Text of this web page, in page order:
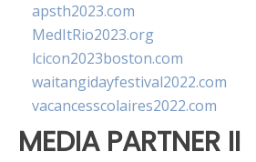
apsth2023.com
MedItRio2023.org
lcicon2023boston.com
waitangidayfestival2022.com
vacancesscolaires2022.com
MEDIA PARTNER II